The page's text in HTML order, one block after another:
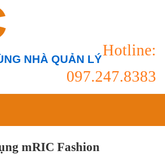
NHÀ QUẢN LÝ
Hotline:
097.247.8383
mRIC Fashion